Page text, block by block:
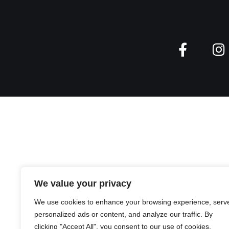
We value your privacy
We use cookies to enhance your browsing experience,
personalized ads or content, and analyze our traffic. By
clicking "Accept All", you consent to our use of cookies.